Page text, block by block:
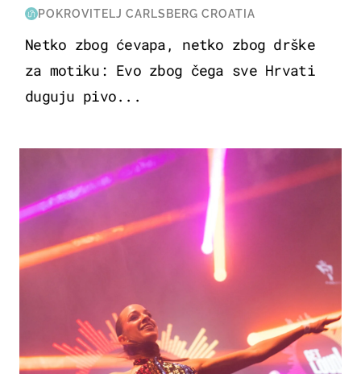
POKROVITELJ CARLSBERG CROATIA
Netko zbog ćevapa, netko zbog drške
za motiku: Evo zbog čega sve Hrvati
duguju pivo...
KULTURA & ZABAVA